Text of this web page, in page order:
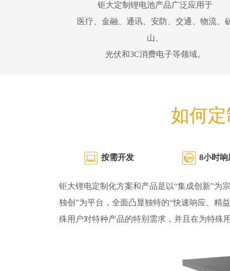
钜大定制锂电池产品广泛应用于
医疗、金融、通讯、安防、交通、物流、
山、
光伏和3C消费电子等领域。
如何
按需开发 8小时响
钜大锂电定制化方案和产品是以“集成创新”为
独创”为平台，全面凸显独特的“快速响应、精
殊用户对特种产品的特别需求，并且在为特殊